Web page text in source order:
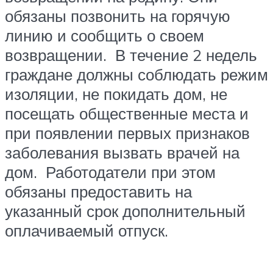
обязаны позвонить на горячую
линию и сообщить о своем
возвращении. В течение 2 недель
граждане должны соблюдать режим
изоляции, не покидать дом, не
посещать общественные места и
при появлении первых признаков
заболевания вызвать врачей на
дом. Работодатели при этом
обязаны предоставить на
указанный срок дополнительный
оплачиваемый отпуск.